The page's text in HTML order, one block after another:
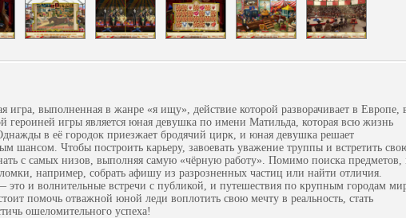
игра, выполненная в жанре «я ищу», действие которой разворачивает в Европе,
героиней игры является юная девушка по имени Матильда, которая всю жизнь
в её городок приезжает бродячий цирк, и юная девушка решает
шансом. Чтобы построить карьеру, завоевать уважение труппы и встретить
с самых низов, выполняя самую «чёрную работу». Помимо поиска предметов,
например, собрать афишу из разрозненных частиц или найти отличия.
и волнительные встречи с публикой, и путешествия по крупным городам
помочь отважной юной леди воплотить свою мечту в реальность, стать
ошеломительного успеха!